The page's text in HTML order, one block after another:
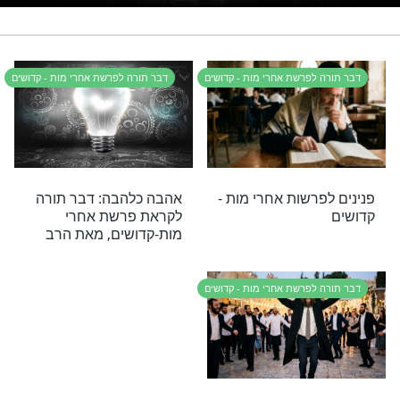
אחרי מות קדושים
תורה יש כח לפעול ישועות?נסו את זה
תוכן בנושא דבר תורה לפרשת אחרי מות